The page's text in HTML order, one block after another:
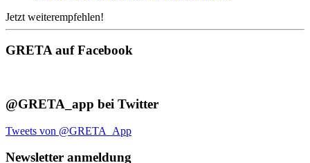
Jetzt weiterempfehlen!
GRETA auf Facebook
@GRETA_app bei Twitter
Tweets von @GRETA_App
Newsletter anmeldung